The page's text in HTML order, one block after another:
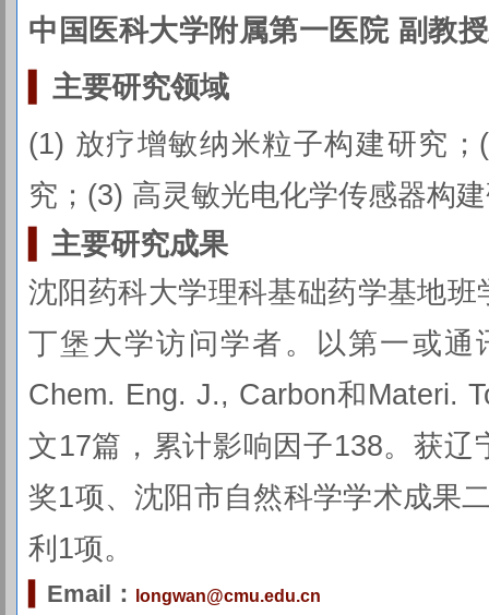
中国医科大学附属第一医院 副教
主要研究领域
(1) 放疗增敏纳米粒子构建研究
究；(3) 高灵敏光电化学传感器构
主要研究成果
沈阳药科大学理科基础药学基地
丁堡大学访问学者。以第一或通
Chem. Eng. J., Carbon和Materi.
文17篇，累计影响因子138。获辽
奖1项、沈阳市自然科学学术成果
利1项。
Email： longwan@cmu.edu.cn